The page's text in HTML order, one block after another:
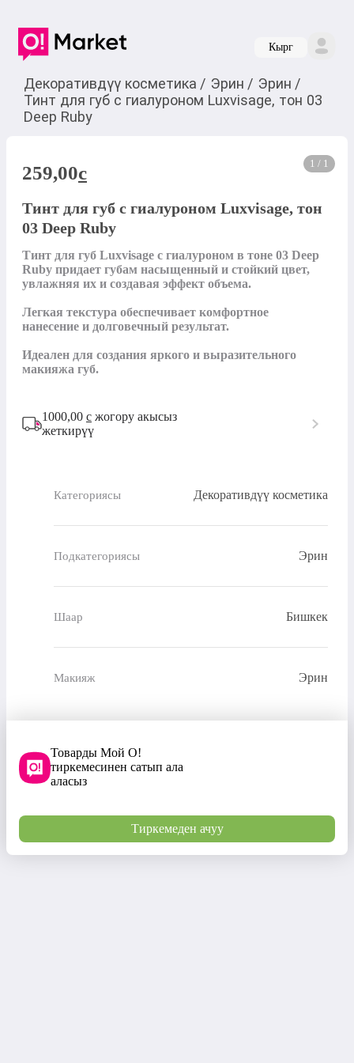
Кырг
Декоративдүү косметика / Эрин / Эрин /
Тинт для губ с гиалуроном Luxvisage, тон 03
Deep Ruby
1 / 1
259,00c
Тинт для губ с гиалуроном Luxvisage, тон
03 Deep Ruby
Тинт для губ Luxvisage с гиалуроном в тоне 03 Deep
Ruby придает губам насыщенный и стойкий цвет,
увлажняя их и создавая эффект объема.
Легкая текстура обеспечивает комфортное
нанесение и долговечный результат.
Идеален для создания яркого и выразительного
макияжа губ.
1000,00 с жогору акысыз
жеткирүү
Категориясы Декоративдүү косметика
Подкатегориясы Эрин
Шаар Бишкек
Макияж Эрин
Товарды Мой О!
тиркемесинен сатып ала
аласыз
Тиркемеден ачуу